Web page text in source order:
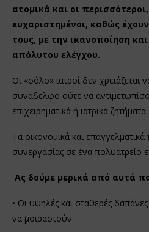
ατομικά και οι
ευχαριστημένοι, καθώς
τους, με την ικανοποίηση
απόλυτου ελέγχου.
Οι «σόλο» ιατροί δεν
συνάδελφο ούτε να
επιχειρηματικά ή ιατρικά ζητήματα.
Τα οικονομικά και επαγγελματικά
συνεργασίας σε ένα πολυατρείο
Ας δούμε μερικά από αυτά
• Οι υψηλές και σταθερές
να μοιραστούν.